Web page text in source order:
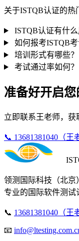
关于ISTQB认证的热
ISTQB认证有什么
如何报考ISTQB考
培训形式有哪些？
考试通过率如何？
准备好开启您
立即联系王老师，
📞 13681381040（王
领测国际科技（北京
专业的国际软件测试
📞 13681381040（王
📧